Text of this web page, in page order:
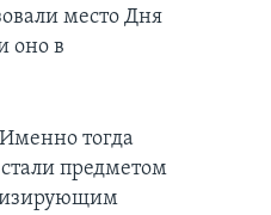
место Дня
оно в
тогда
предметом